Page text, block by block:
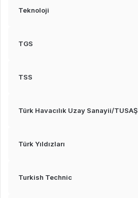
Teknoloji
TGS
TSS
Türk Havacılık Uzay Sanayii/TUSAŞ
Türk Yıldızları
Turkish Technic